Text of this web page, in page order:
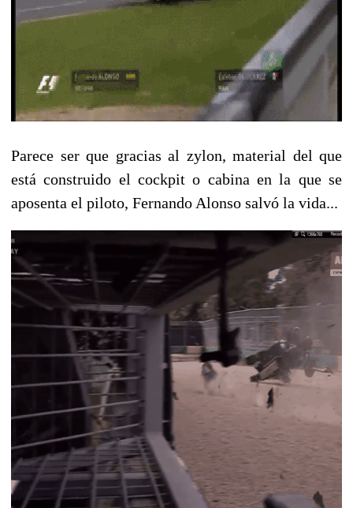
Parece ser que gracias al zylon, material del que
está construido el cockpit o cabina en la que se
aposenta el piloto, Fernando Alonso salvó la vida...